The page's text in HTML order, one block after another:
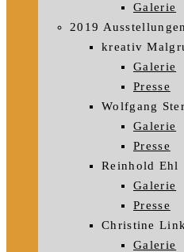
Galerie
2019 Ausstellungen
kreativ
Galerie
Presse
Wolfgang
Galerie
Presse
Reinhold Ehl
Galerie
Presse
Christine Link
Galerie